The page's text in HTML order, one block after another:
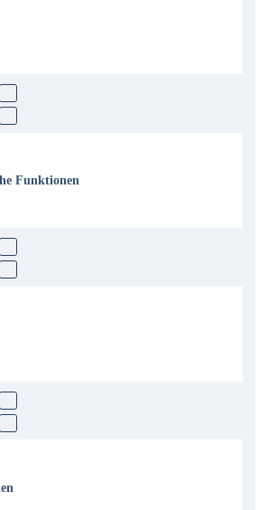
Funktionen